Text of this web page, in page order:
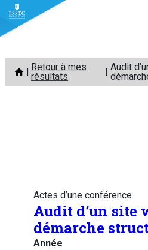
Aller
contenu
Retour à mes
résultats
Audit
Actes d’une conférence
Audit d’un site
démarche
Année